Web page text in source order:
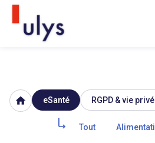
Avocats à Paris &
Leader en droit de
home eSanté RGPD & vie
Tout